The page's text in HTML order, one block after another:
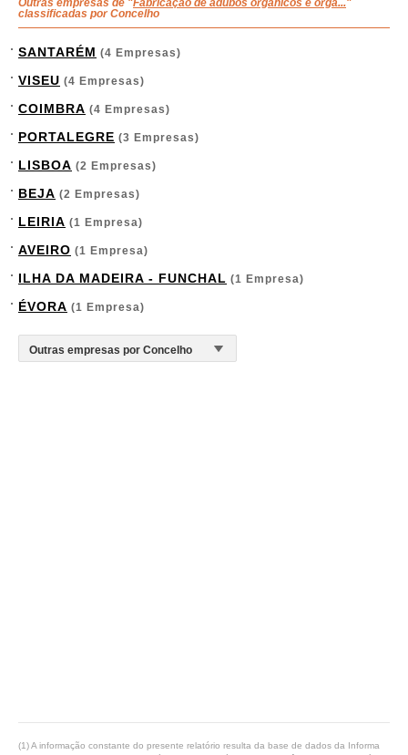
Outras empresas de "Fabricação de adubos orgânicos e orga..."
classificadas por Concelho
SANTARÉM (4 Empresas)
VISEU (4 Empresas)
COIMBRA (4 Empresas)
PORTALEGRE (3 Empresas)
LISBOA (2 Empresas)
BEJA (2 Empresas)
LEIRIA (1 Empresa)
AVEIRO (1 Empresa)
ILHA DA MADEIRA - FUNCHAL (1 Empresa)
ÉVORA (1 Empresa)
(1) A informação constante do presente relatório resulta da base de dados da Informa